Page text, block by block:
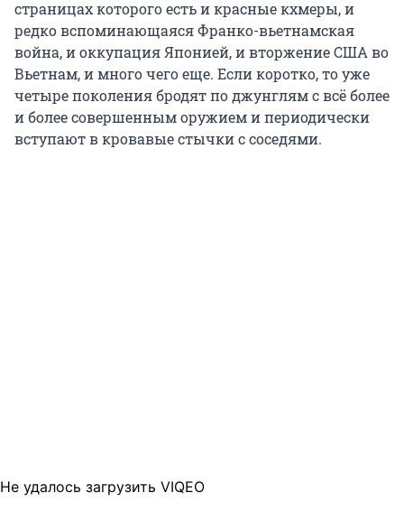
страницах которого есть и красные кхмеры, и
редко вспоминающаяся Франко-вьетнамская
война, и оккупация Японией, и вторжение США во
Вьетнам, и много чего еще. Если коротко, то уже
четыре поколения бродят по джунглям с всё более
и более совершенным оружием и периодически
вступают в кровавые стычки с соседями.
Не удалось загрузить VIQEO